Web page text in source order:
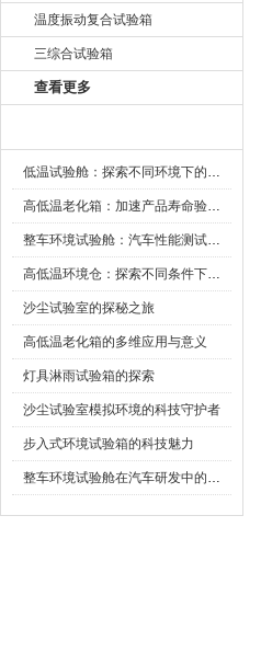
温度振动复合试验箱
三综合试验箱
查看更多
低温试验舱：探索不同环境下的科技边界
高低温老化箱：加速产品寿命验证的可靠伙伴
整车环境试验舱：汽车性能测试的设备
高低温环境仓：探索不同条件下的科学奥秘
沙尘试验室的探秘之旅
高低温老化箱的多维应用与意义
灯具淋雨试验箱的探索
沙尘试验室模拟环境的科技守护者
步入式环境试验箱的科技魅力
整车环境试验舱在汽车研发中的作用